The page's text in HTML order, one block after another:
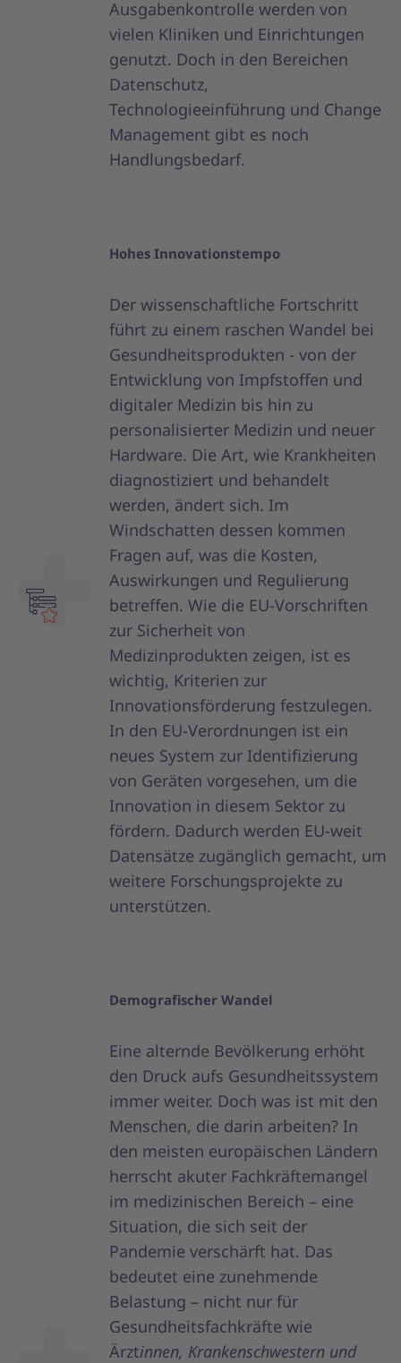
Ausgabenkontrolle werden von
vielen Kliniken und Einrichtungen
genutzt. Doch in den Bereichen
Datenschutz,
Technologieeinführung und Change
Management gibt es noch
Handlungsbedarf.
Hohes Innovationstempo
Der wissenschaftliche Fortschritt
führt zu einem raschen Wandel bei
Gesundheitsprodukten - von der
Entwicklung von Impfstoffen und
digitaler Medizin bis hin zu
personalisierter Medizin und neuer
Hardware. Die Art, wie Krankheiten
diagnostiziert und behandelt
werden, ändert sich. Im
Windschatten dessen kommen
Fragen auf, was die Kosten,
Auswirkungen und Regulierung
betreffen. Wie die EU-Vorschriften
zur Sicherheit von
Medizinprodukten zeigen, ist es
wichtig, Kriterien zur
Innovationsförderung festzulegen.
In den EU-Verordnungen ist ein
neues System zur Identifizierung
von Geräten vorgesehen, um die
Innovation in diesem Sektor zu
fördern. Dadurch werden EU-weit
Datensätze zugänglich gemacht, um
weitere Forschungsprojekte zu
unterstützen.
Demografischer Wandel
Eine alternde Bevölkerung erhöht
den Druck aufs Gesundheitssystem
immer weiter. Doch was ist mit den
Menschen, die darin arbeiten? In
den meisten europäischen Ländern
herrscht akuter Fachkräftemangel
im medizinischen Bereich – eine
Situation, die sich seit der
Pandemie verschärft hat. Das
bedeutet eine zunehmende
Belastung – nicht nur für
Gesundheitsfachkräfte wie
Ärztinnen, Krankenschwestern und